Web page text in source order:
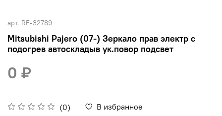
арт. RE-32789
Mitsubishi Pajero (07-) Зеркало прав электр с
подогрев автоскладыв ук.повор подсвет
(0) В избранное
0 ₽